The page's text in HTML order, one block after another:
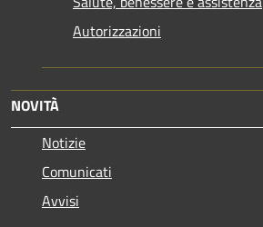
Autorizzazioni
NOVITÀ
Notizie
Comunicati
Avvisi